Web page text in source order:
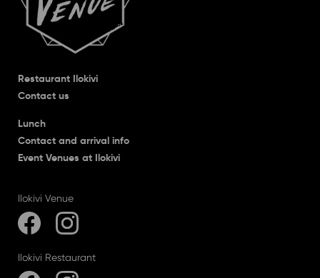
Restaurant Ilokivi
Contact us
Lunch
Contact and arrival info
Event Venues at Ilokivi
Ilokivi Venue
Ilokivi Restaurant